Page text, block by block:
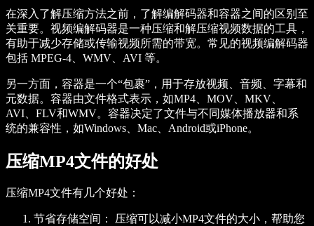
在深入了解压缩方法之前，了解编解码器和容器之间的区别至
关重要。视频编解码器是一种压缩和解压缩视频数据的工具，
有助于减少存储或传输视频所需的带宽。常见的视频编解码器
包括 MPEG-4、WMV、AVI 等。
另一方面，容器是一个“包裹”，用于存放视频、音频、字幕和
元数据。容器由文件格式表示，如MP4、MOV、MKV、
AVI、FLV和WMV。容器决定了文件与不同媒体播放器和系
统的兼容性，如Windows、Mac、Android或iPhone。
压缩MP4文件的好处
压缩MP4文件有几个好处：
节省存储空间：
压缩可以减小MP4文件的大小，帮助您